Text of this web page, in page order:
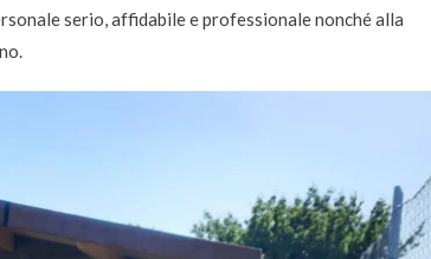
serio, affidabile e professionale nonché alla